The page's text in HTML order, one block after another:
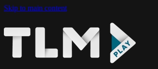
Skip to main content